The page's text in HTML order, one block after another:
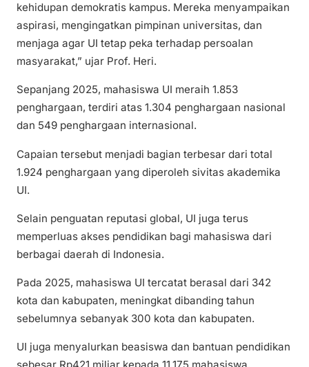
kehidupan demokratis kampus. Mereka menyampaikan
aspirasi, mengingatkan pimpinan universitas, dan
menjaga agar UI tetap peka terhadap persoalan
masyarakat,” ujar Prof. Heri.
Sepanjang 2025, mahasiswa UI meraih 1.853
penghargaan, terdiri atas 1.304 penghargaan nasional
dan 549 penghargaan internasional.
Capaian tersebut menjadi bagian terbesar dari total
1.924 penghargaan yang diperoleh sivitas akademika
UI.
Selain penguatan reputasi global, UI juga terus
memperluas akses pendidikan bagi mahasiswa dari
berbagai daerah di Indonesia.
Pada 2025, mahasiswa UI tercatat berasal dari 342
kota dan kabupaten, meningkat dibanding tahun
sebelumnya sebanyak 300 kota dan kabupaten.
UI juga menyalurkan beasiswa dan bantuan pendidikan